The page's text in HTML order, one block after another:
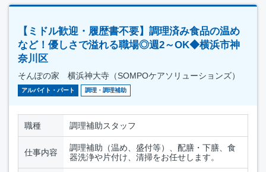
【ミドル歓迎・履歴書不要】調理済み食品の温め
など！優しさで溢れる職場◎週2～OK◆横浜市神
奈川区
そんぽの家 横浜神大寺（SOMPOケアソリューションズ）
アルバイト・パート 調理・調理補助
職種 調理補助スタッフ
仕事内容
調理補助（温め、盛付等）、配膳・下膳、食
器洗浄や片付け、清掃をお任せします。